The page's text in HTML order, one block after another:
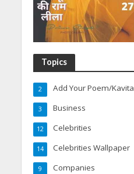
Topics
Add Your Poem/Kavita
2
Business
3
Celebrities
12
Celebrities Wallpaper
14
Companies
9